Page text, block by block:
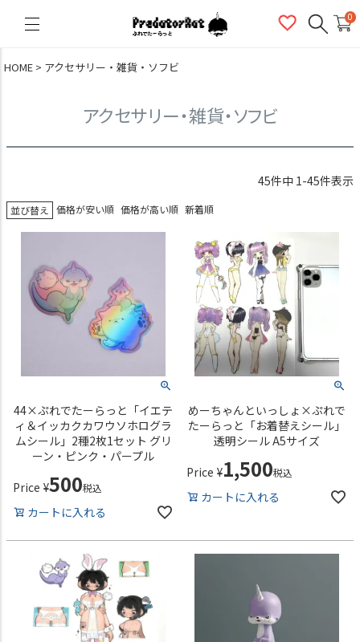
0
HOME アクセサリー・雑貨・ソフビ
アクセサリー・雑貨・ソフビ
45件中 1-45件表示
並び替え 価格が安い順 価格が高い順 新着順
44×ぷれでたーらっと「イエテ
ィ＆イッカクカワウソホログラ
ムシール」2種2枚1セット グリ
ーン・ピンク・パープル
Price ¥500税込
カートに入れる
めーちゃんといっしょ×ぷれで
たーらっと「お着替えシール」
透明シール A5サイズ
Price ¥1,500税込
カートに入れる